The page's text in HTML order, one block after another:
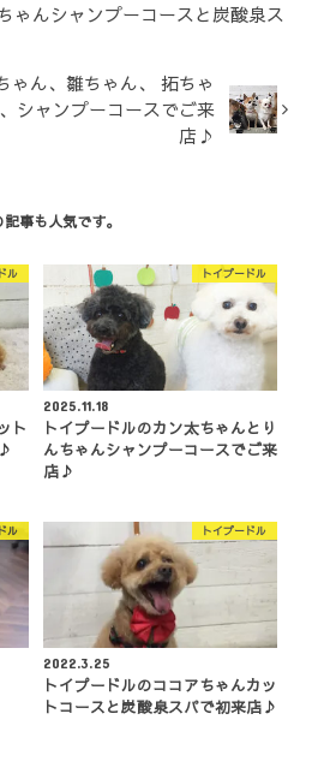
ゃんシャンプーコースと炭酸泉ス
ゃん、雛ちゃん、 拓ちゃ
シャンプーコースでご来
店♪
記事も人気です。
ル
ト
トイプードル
2025.11.18
トイプードルのカン太ちゃんとり
んちゃんシャンプーコースでご来
店♪
ル トイプードル
2022.3.25
トイプードルのココアちゃんカッ
トコースと炭酸泉スパで初来店♪